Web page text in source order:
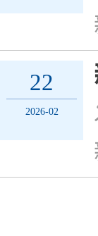
22
2026-02